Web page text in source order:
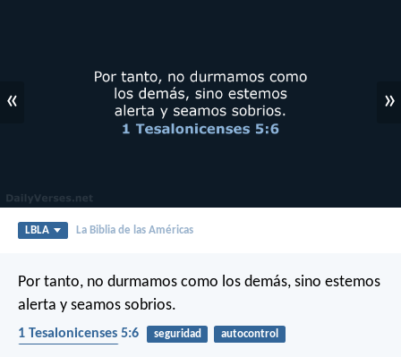
« »
LBLA La Biblia de las Américas
Por tanto, no durmamos como los demás, sino estemos
alerta y seamos sobrios.
1 Tesalonicenses 5:6 seguridad
autocontrol